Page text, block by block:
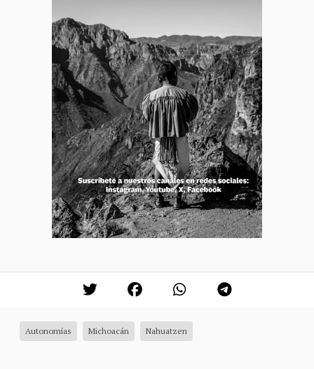
Autonomías Michoacán Nahuatzen